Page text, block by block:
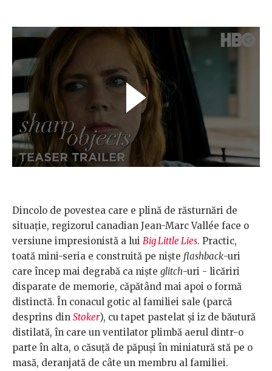
Dincolo de povestea care e plină de răsturnări de
situație, regizorul canadian Jean-Marc Vallée face o
versiune impresionistă a lui Big Little Lies. Practic,
toată mini-seria e construită pe niște flashback-uri
care încep mai degrabă ca niște glitch-uri - licăriri
disparate de memorie, căpătând mai apoi o formă
distinctă. În conacul gotic al familiei sale (parcă
desprins din Stoker), cu tapet pastelat și iz de băutură
distilată, în care un ventilator plimbă aerul dintr-o
parte în alta, o căsuță de păpuși în miniatură stă pe o
masă, deranjată de câte un membru al familiei.